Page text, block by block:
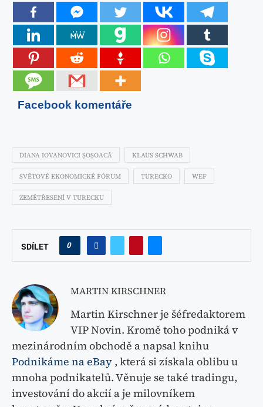
Facebook komentáře
DIANA IOVANOVICI ȘOȘOACĂ KLAUS SCHWAB
SVĚTOVÉ EKONOMICKÉ FÓRUM TURECKO WEF
ZEMĚTŘESENÍ V TURECKU
SDÍLET 0
MARTIN KIRSCHNER
Martin Kirschner je šéfredaktorem
VIP Novin. Kromě toho podniká v
mezinárodním obchodě a napsal knihu
Podnikáme na eBay , která si získala oblibu u
mnoha podnikatelů. Věnuje se také tradingu,
investování do akcií a je milovníkem